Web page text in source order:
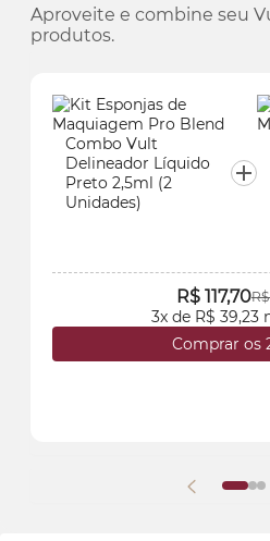
Aproveite e combine seu
produtos.
Combo Vult
Delineador Líquido
Preto 2,5ml (2
Unidades)
R$ 117,70
3x de R$ 39,23
Comprar os